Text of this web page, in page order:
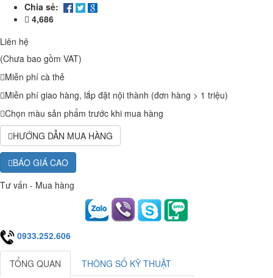
Chia sẻ:
4,686
Liên hệ
(Chưa bao gồm VAT)
Miễn phí cà thẻ
Miễn phí giao hàng, lắp đặt nội thành (đơn hàng > 1 triệu)
Chọn màu sản phẩm trước khi mua hàng
HƯỚNG DẪN MUA HÀNG
BÁO GIÁ CAO
Tư vấn - Mua hàng
0933.252.606
TỔNG QUAN THÔNG SỐ KỸ THUẬT